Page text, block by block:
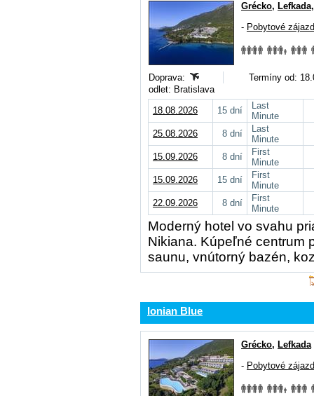
Grécko, Lefkada
- Pobytové
Doprava:
Termíny od:
odlet: Bratislava
18.08.2026
15 dní
Last
Minute
25.08.2026
8 dní
Last
Minute
15.09.2026
8 dní
First
Minute
15.09.2026
15 dní
First
Minute
22.09.2026
8 dní
First
Minute
Moderný hotel vo svahu
Nikiana. Kúpeľné centrum
saunu, vnútorný bazén,
Ionian Blue
Grécko, Lefkada
- Pobytové